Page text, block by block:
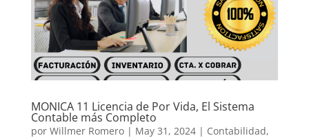
MONICA 11 Licencia de Por Vida, El Sistema
Contable más Completo
por Willmer Romero| May 31, 2024| Contabilidad,